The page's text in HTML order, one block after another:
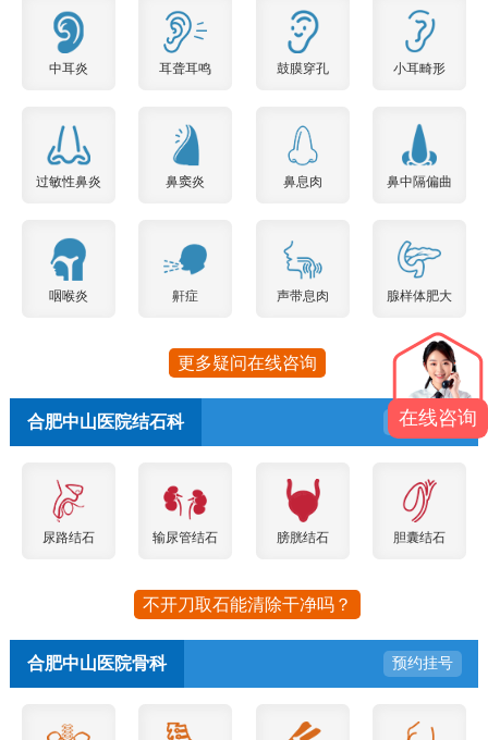
中耳炎 耳聋耳鸣 鼓膜穿孔 小耳畸形
过敏性鼻炎 鼻窦炎 鼻息肉 鼻中隔偏曲
咽喉炎 鼾症 声带息肉 腺样体肥大
更多疑问在线咨询
合肥中山医院结石科 预约挂号
尿路结石 输尿管结石 膀胱结石 胆囊结石
不开刀取石能清除干净吗？
合肥中山医院骨科 预约挂号
在线咨询